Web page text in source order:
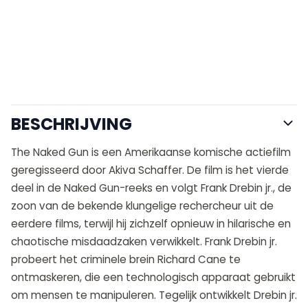
BESCHRIJVING
The Naked Gun is een Amerikaanse komische actiefilm
geregisseerd door Akiva Schaffer. De film is het vierde
deel in de Naked Gun-reeks en volgt Frank Drebin jr., de
zoon van de bekende klungelige rechercheur uit de
eerdere films, terwijl hij zichzelf opnieuw in hilarische en
chaotische misdaadzaken verwikkelt. Frank Drebin jr.
probeert het criminele brein Richard Cane te
ontmaskeren, die een technologisch apparaat gebruikt
om mensen te manipuleren. Tegelijk ontwikkelt Drebin jr.